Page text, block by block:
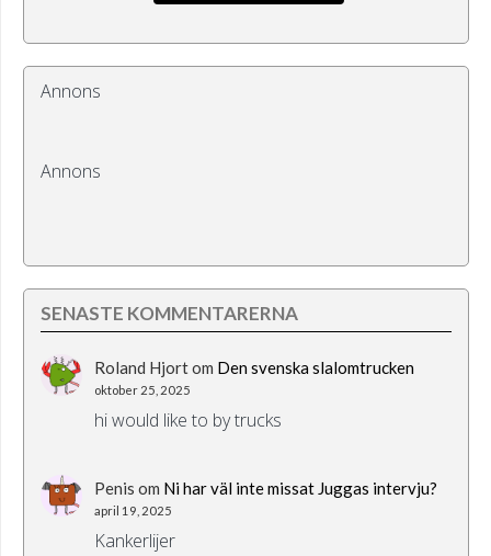
Annons
Annons
SENASTE KOMMENTARERNA
Roland Hjortom Den svenska slalomtrucken
oktober 25, 2025
hi would like to by trucks
Penis om Ni har väl inte missat Juggas intervju?
april 19, 2025
Kankerlijer